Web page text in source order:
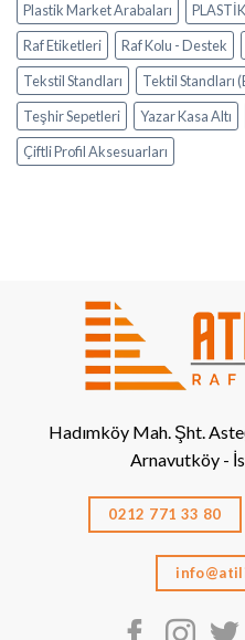
Plastik Market Arabaları
PLASTİK
Raf Etiketleri
Raf Kolu - Destek
Tekstil Standları
Tektil Standları
Teşhir Sepetleri
Yazar Kasa Altı
Çiftli Profil Aksesuarları
Hadımköy Mah. Şht.
Arnavutköy -
0212 771 33 80